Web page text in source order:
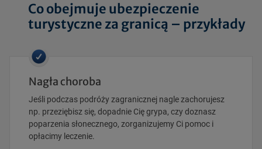
Co obejmuje ubezpieczenie
turystyczne za granicą – przykłady
Nagła choroba
Jeśli podczas podróży zagranicznej nagle zachorujesz
np. przeziębisz się, dopadnie Cię grypa, czy doznasz
poparzenia słonecznego, zorganizujemy Ci pomoc i
opłacimy leczenie.